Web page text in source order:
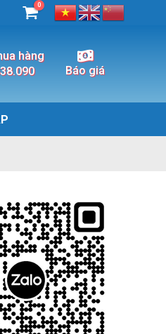
0
hàng
Báo giá